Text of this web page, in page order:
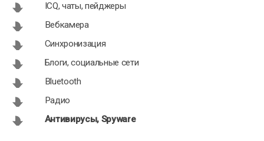
ICQ, чаты, пейджеры
Вебкамера
Синхронизация
Блоги, социальные сети
Bluetooth
Радио
Антивирусы, Spyware